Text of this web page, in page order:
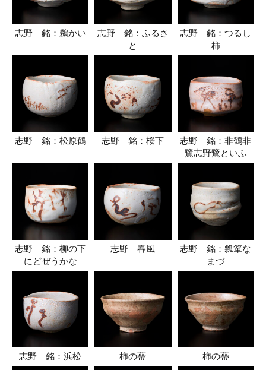
志野 銘：鵜かい
志野 銘：ふるさ
と
志野 銘：つるし
柿
志野 銘：松原鶴 志野 銘：桜下
志野 銘：非鶴非
鷺志野鷺といふ
志野 銘：柳の下
にどぜうかな
志野 春風
志野 銘：瓢箪な
まづ
志野 銘：浜松 柿の蔕 柿の蔕